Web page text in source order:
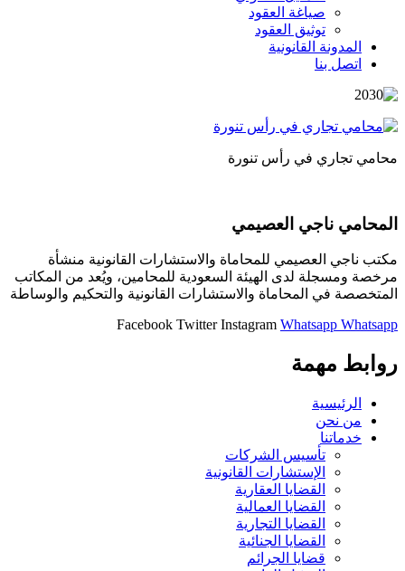
صياغة العقود
توثيق العقود
المدونة القانونية
اتصل بنا
محامي تجاري في رأس تنورة
المحامي ناجي العصيمي
مكتب ناجي العصيمي للمحاماة والاستشارات القانونية منشأة
مرخصة ومسجلة لدى الهيئة السعودية للمحامين، ويُعد من المكاتب
المتخصصة في المحاماة والاستشارات القانونية والتحكيم والوساطة
Facebook Twitter Instagram Whatsapp Whatsapp
روابط مهمة
الرئيسية
من نحن
خدماتنا
تأسيس الشركات
الإستشارات القانونية
القضايا العقارية
القضايا العمالية
القضايا التجارية
القضايا الجنائية
قضايا الجرائم